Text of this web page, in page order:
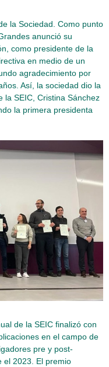
la Sociedad. Como punto
anunció su
como presidente de la
en medio de un
agradecimiento por
Así, la sociedad dio la
la SEIC, Cristina Sánchez
la primera presidenta
de la SEIC finalizó con
en el campo de
pre y post-
el 2023. El premio